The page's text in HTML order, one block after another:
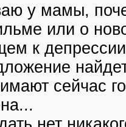
у мамы,
или о
к
сейчас